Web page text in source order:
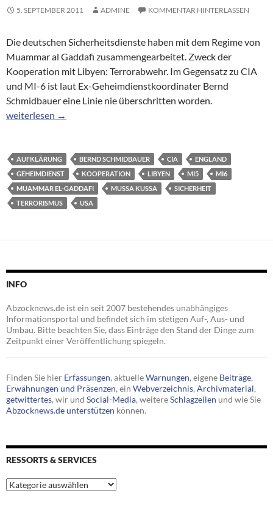
5. SEPTEMBER 2011 ADMINE KOMMENTAR HINTERLASSEN
Die deutschen Sicherheitsdienste haben mit dem Regime von
Muammar al Gaddafi zusammengearbeitet. Zweck der
Kooperation mit Libyen: Terrorabwehr. Im Gegensatz zu CIA
und MI-6 ist laut Ex-Geheimdienstkoordinater Bernd
Schmidbauer eine Linie nie überschritten worden.
Terrorabwehr: Auch Deutsche setzten auf Gaddafis
weiterlesen →
AUFKLÄRUNG BERND SCHMIDBAUER CIA
ENGLAND
GEHEIMDIENST
KOOPERATION LIBYEN MI5
MI6
MUAMMAR EL-GADDAFI
MUSSA KUSSA
SICHERHEIT
TERRORISMUS
USA
INFO
Abzocknews.de ist ein seit 2007 bestehendes unabhängiges
Informationsportal und befindet sich im stetigen Auf-, Aus- und
Umbau. Bitte beachten Sie, dass Einträge den Stand der Dinge zum
Zeitpunkt einer Veröffentlichung spiegeln.
Finden Sie hier Erfassungen, aktuelleWarnungen, eigene Beiträge,
Erwähnungen und Präsenzen, ein Webverzeichnis, Archivmaterial,
getwittertes, wir und Social-Media, weitereSchlagzeilen und wie Sie
Abzocknews.de unterstützen können.
RESSORTS & SERVICES
Ressorts
&